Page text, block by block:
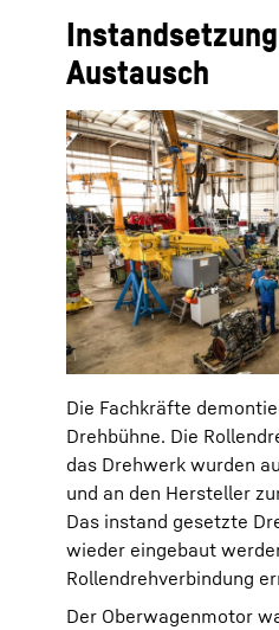
Austausch
Die Fachkräfte
Drehbühne. Die
das Drehwerk wurden
und an den Hersteller
Das instand gesetzte
wieder eingebaut
Rollendrehverbindung
Der Oberwagenmotor